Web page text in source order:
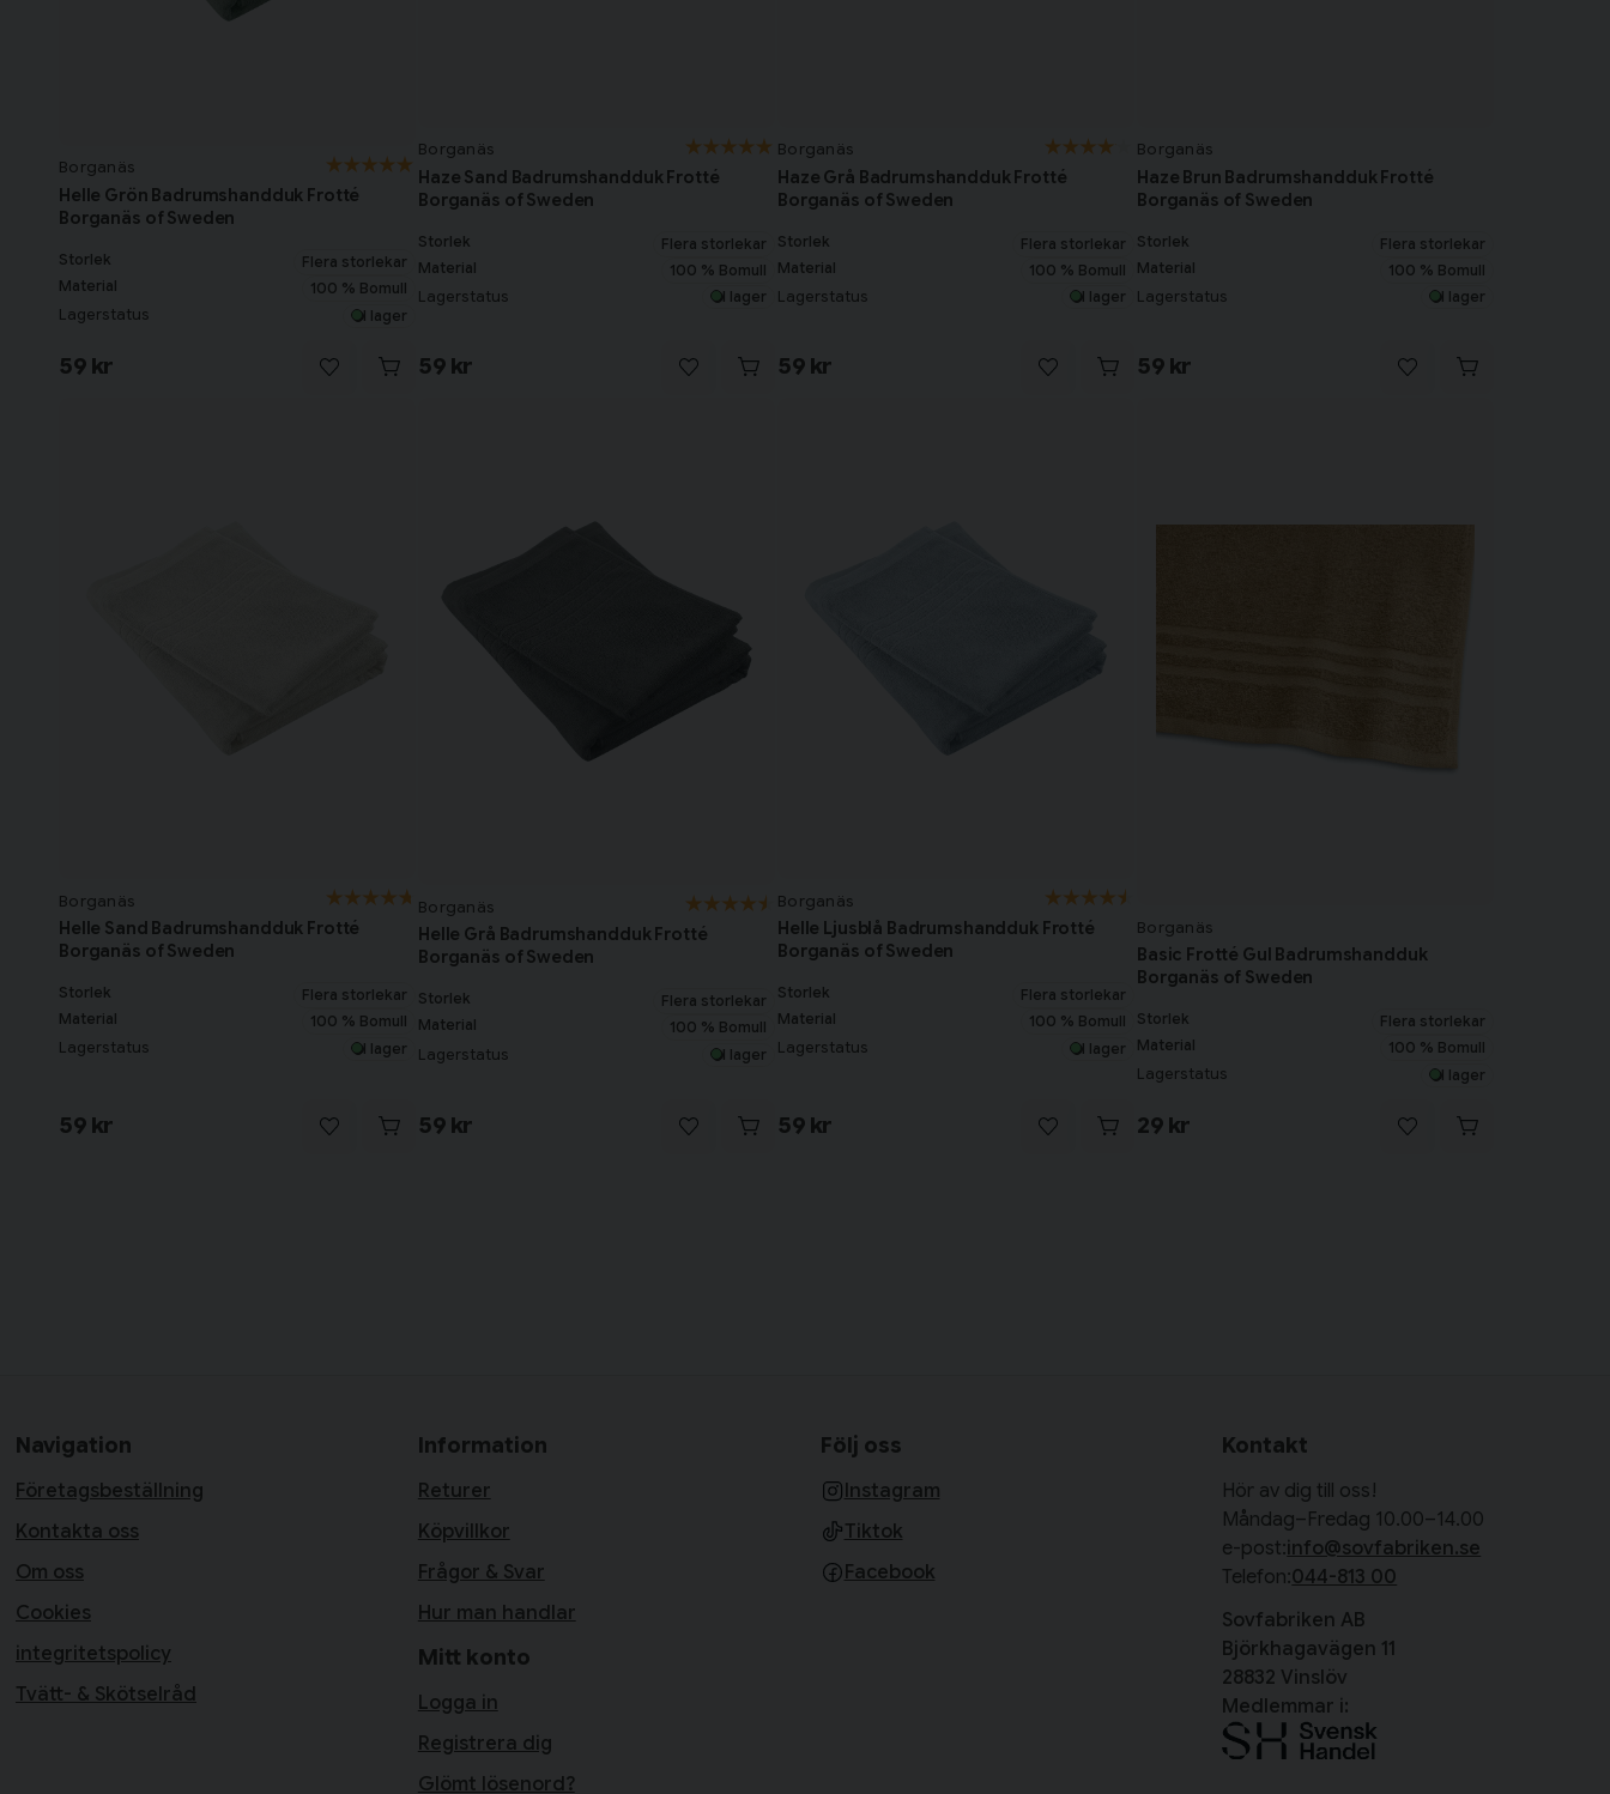
Borganäs
Helle Grön Badrumshandduk Frotté
Borganäs of Sweden
Storlek
Flera storlekar
Material
100 % Bomull
Lagerstatus I lager
59 kr
Borganäs
Haze Sand Badrumshandduk Frotté
Borganäs of Sweden
Storlek
Flera storlekar
Material
100 % Bomull
Lagerstatus I lager
59 kr
Borganäs
Haze Grå Badrumshandduk Frotté
Borganäs of Sweden
Storlek
Flera storlekar
Material
100 % Bomull
Lagerstatus I lager
59 kr
Borganäs
Haze Brun Badrumshandduk Frotté
Borganäs of Sweden
Storlek
Flera storlekar
Material
100 % Bomull
Lagerstatus I lager
59 kr
Borganäs
Helle Sand Badrumshandduk Frotté
Borganäs of Sweden
Storlek
Flera storlekar
Material
100 % Bomull
Lagerstatus I lager
59 kr
Borganäs
Helle Grå Badrumshandduk Frotté
Borganäs of Sweden
Storlek
Flera storlekar
Material
100 % Bomull
Lagerstatus I lager
59 kr
Borganäs
Helle Ljusblå Badrumshandduk Frotté
Borganäs of Sweden
Storlek
Flera storlekar
Material
100 % Bomull
Lagerstatus I lager
59 kr
Borganäs
Basic Frotté Gul Badrumshandduk
Borganäs of Sweden
Storlek
Flera storlekar
Material
100 % Bomull
Lagerstatus I lager
29 kr
Navigation
Företagsbeställning
Kontakta oss
Om oss
Cookies
integritetspolicy
Tvätt- & Skötselråd
Information
Returer
Köpvillkor
Frågor & Svar
Hur man handlar
Mitt konto
Logga in
Registrera dig
Glömt lösenord?
Följ oss
Instagram
Tiktok
Facebook
Kontakt
Hör av dig till oss!
Måndag–Fredag 10.00–14.00
e-post:info@sovfabriken.se
Telefon:044-813 00
Sovfabriken AB
Björkhagavägen 11
28832 Vinslöv
Medlemmar i: